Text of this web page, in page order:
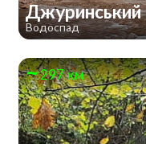
Джуринський
Водоспад
297 км